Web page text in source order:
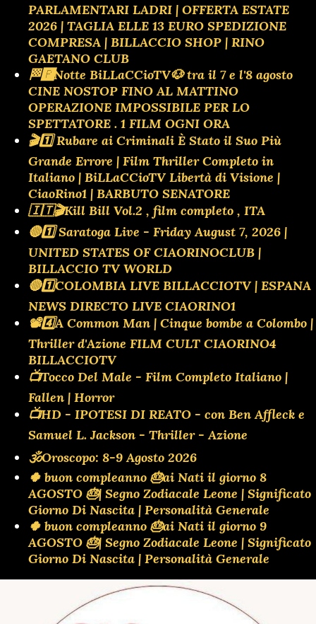
PARLAMENTARI LADRI | OFFERTA ESTATE
2026 | TAGLIA ELLE 13 EURO SPEDIZIONE
COMPRESA | BILLACCIO SHOP | RINO
GAETANO CLUB
🏁🅿️Notte BiLLaCCioTV🐶 tra il 7 e l'8 agosto
CINE NOSTOP FINO AL MATTINO
OPERAZIONE IMPOSSIBILE PER LO
SPETTATORE . 1 FILM OGNI ORA
🎬1️⃣ Rubare ai Criminali È Stato il Suo Più
Grande Errore | Film Thriller Completo in
Italiano | BiLLaCCioTV Libertà di Visione |
CiaoRino1 | BARBUTO SENATORE
🇮🇹🎬Kill Bill Vol.2 , film completo , ITA
🔴1️⃣ Saratoga Live - Friday August 7, 2026 |
UNITED STATES OF CIAORINOCLUB |
BILLACCIO TV WORLD
🔴1️⃣COLOMBIA LIVE BILLACCIOTV | ESPANA
NEWS DIRECTO LIVE CIAORINO1
📽️4️⃣A Common Man | Cinque bombe a Colombo |
Thriller d'Azione FILM CULT CIAORINO4
BILLACCIOTV
📺Tocco Del Male - Film Completo Italiano |
Fallen | Horror
📺HD - IPOTESI DI REATO - con Ben Affleck e
Samuel L. Jackson - Thriller - Azione
🕉Oroscopo: 8-9 Agosto 2026
🍀 buon compleanno 🎂ai Nati il giorno 8
AGOSTO 🎂| Segno Zodiacale Leone | Significato
Giorno Di Nascita | Personalità Generale
🍀 buon compleanno 🎂ai Nati il giorno 9
AGOSTO 🎂| Segno Zodiacale Leone | Significato
Giorno Di Nascita | Personalità Generale